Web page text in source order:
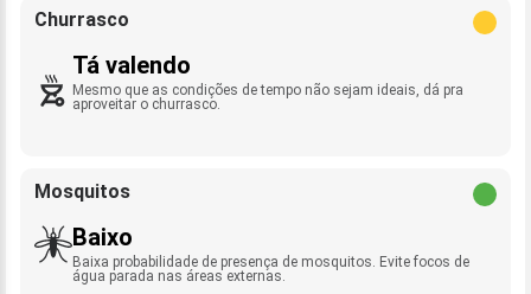
Churrasco
Tá valendo
Mesmo que as condições de tempo não sejam ideais, dá pra
aproveitar o churrasco.
Mosquitos
Baixo
Baixa probabilidade de presença de mosquitos. Evite focos de
água parada nas áreas externas.